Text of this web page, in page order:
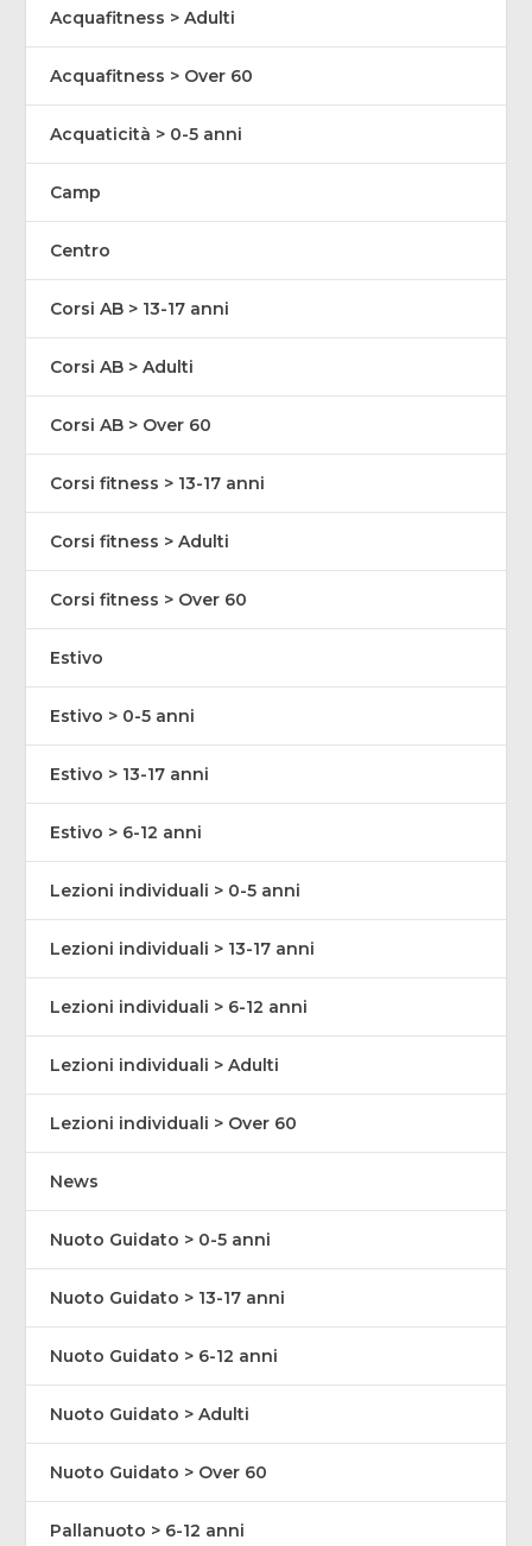
Acquafitness > Adulti
Acquafitness > Over 60
Acquaticità > 0-5 anni
Camp
Centro
Corsi AB > 13-17 anni
Corsi AB > Adulti
Corsi AB > Over 60
Corsi fitness > 13-17 anni
Corsi fitness > Adulti
Corsi fitness > Over 60
Estivo
Estivo > 0-5 anni
Estivo > 13-17 anni
Estivo > 6-12 anni
Lezioni individuali > 0-5 anni
Lezioni individuali > 13-17 anni
Lezioni individuali > 6-12 anni
Lezioni individuali > Adulti
Lezioni individuali > Over 60
News
Nuoto Guidato > 0-5 anni
Nuoto Guidato > 13-17 anni
Nuoto Guidato > 6-12 anni
Nuoto Guidato > Adulti
Nuoto Guidato > Over 60
Pallanuoto > 6-12 anni